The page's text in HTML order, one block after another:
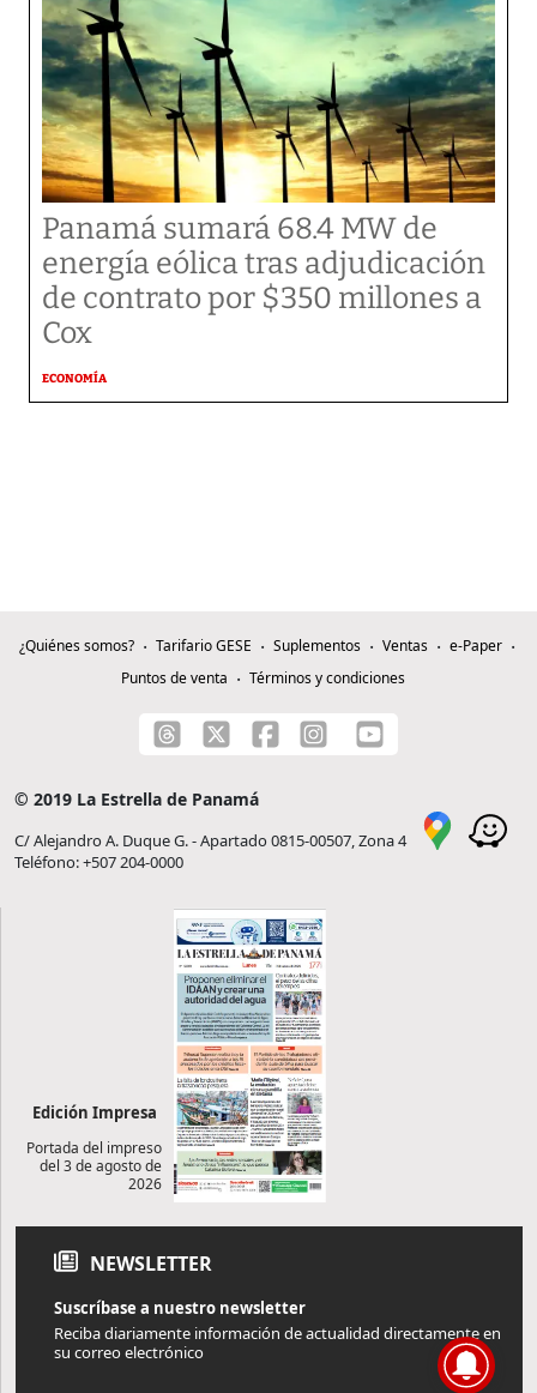
Panamá sumará 68.4 MW de
energía eólica tras adjudicación
de contrato por $350 millones a
Cox
ECONOMÍA
¿Quiénes somos? Tarifario GESE Suplementos Ventas
e-Paper
Puntos de venta
Términos y condiciones
© 2019 La Estrella de Panamá
C/ Alejandro A. Duque G. - Apartado 0815-00507, Zona 4
Teléfono: +507 204-0000
Edición Impresa
Portada del impreso
del 3 de agosto de
2026
NEWSLETTER
Suscríbase a nuestro newsletter
Reciba diariamente información de actualidad directamente en
su correo electrónico